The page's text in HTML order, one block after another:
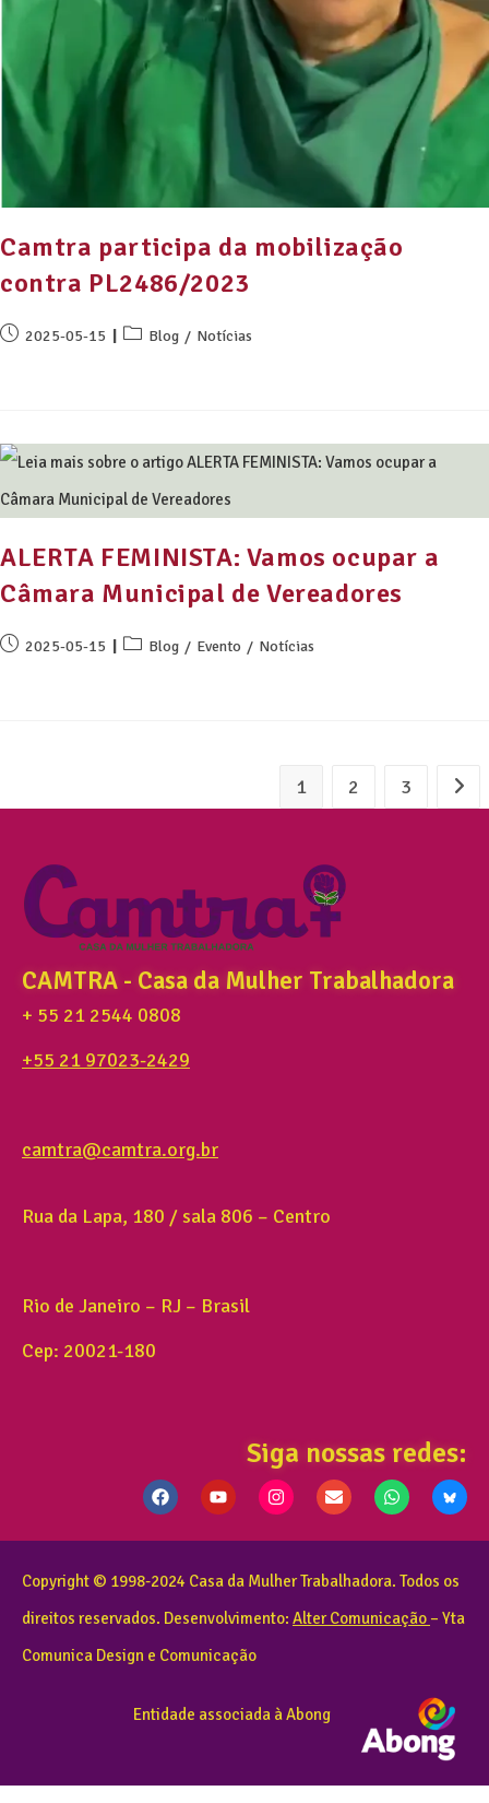
Camtra participa da mobilização
contra PL2486/2023
2025-05-15 Blog / Notícias
ALERTA FEMINISTA: Vamos ocupar a
Câmara Municipal de Vereadores
2025-05-15 Blog / Evento / Notícias
1 2 3
CAMTRA - Casa da Mulher Trabalhadora
+ 55 21 2544 0808
+55 21 97023-2429
camtra@camtra.org.br
Rua da Lapa, 180 / sala 806 – Centro
Rio de Janeiro – RJ – Brasil
Cep: 20021-180
Siga nossas redes:
Copyright © 1998-2024 Casa da Mulher Trabalhadora. Todos os
direitos reservados. Desenvolvimento: Alter Comunicação – Yta
Comunica Design e Comunicação
Entidade associada à Abong